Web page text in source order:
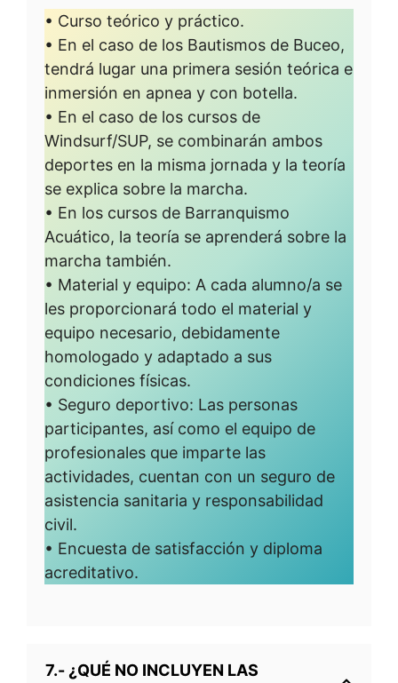
• Curso teórico y práctico.
• En el caso de los Bautismos de Buceo,
tendrá lugar una primera sesión teórica e
inmersión en apnea y con botella.
• En el caso de los cursos de
Windsurf/SUP, se combinarán ambos
deportes en la misma jornada y la teoría
se explica sobre la marcha.
• En los cursos de Barranquismo
Acuático, la teoría se aprenderá sobre la
marcha también.
• Material y equipo: A cada alumno/a se
les proporcionará todo el material y
equipo necesario, debidamente
homologado y adaptado a sus
condiciones físicas.
• Seguro deportivo: Las personas
participantes, así como el equipo de
profesionales que imparte las
actividades, cuentan con un seguro de
asistencia sanitaria y responsabilidad
civil.
• Encuesta de satisfacción y diploma
acreditativo.
7.- ¿QUÉ NO INCLUYEN LAS